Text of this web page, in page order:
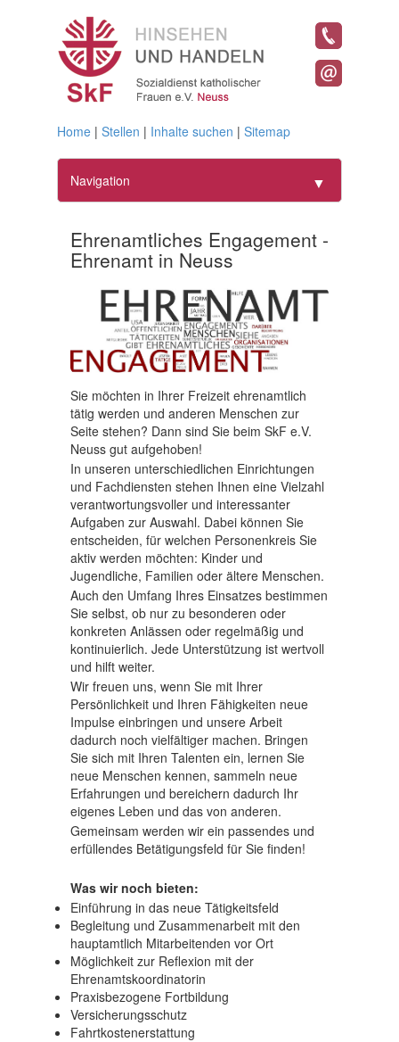
Home | Stellen | Inhalte suchen | Sitemap
Navigation ▼
Geschäftsführung
Frauen
Bildung
Projekte
Engagement & Spenden
Über uns ▼
Ehrenamtliches Engagement -
Ehrenamt in Neuss
Sie möchten in Ihrer Freizeit ehrenamtlich
tätig werden und anderen Menschen zur
Seite stehen? Dann sind Sie beim SkF e.V.
Neuss gut aufgehoben!
In unseren unterschiedlichen Einrichtungen
und Fachdiensten stehen Ihnen eine Vielzahl
verantwortungsvoller und interessanter
Aufgaben zur Auswahl. Dabei können Sie
entscheiden, für welchen Personenkreis Sie
aktiv werden möchten: Kinder und
Jugendliche, Familien oder ältere Menschen.
Auch den Umfang Ihres Einsatzes bestimmen
Sie selbst, ob nur zu besonderen oder
konkreten Anlässen oder regelmäßig und
kontinuierlich. Jede Unterstützung ist wertvoll
und hilft weiter.
Wir freuen uns, wenn Sie mit Ihrer
Persönlichkeit und Ihren Fähigkeiten neue
Impulse einbringen und unsere Arbeit
dadurch noch vielfältiger machen. Bringen
Sie sich mit Ihren Talenten ein, lernen Sie
neue Menschen kennen, sammeln neue
Erfahrungen und bereichern dadurch Ihr
eigenes Leben und das von anderen.
Gemeinsam werden wir ein passendes und
erfüllendes Betätigungsfeld für Sie finden!
Was wir noch bieten:
Einführung in das neue Tätigkeitsfeld
Begleitung und Zusammenarbeit mit den
hauptamtlich Mitarbeitenden vor Ort
Möglichkeit zur Reflexion mit der
Ehrenamtskoordinatorin
Praxisbezogene Fortbildung
Versicherungsschutz
Fahrtkostenerstattung